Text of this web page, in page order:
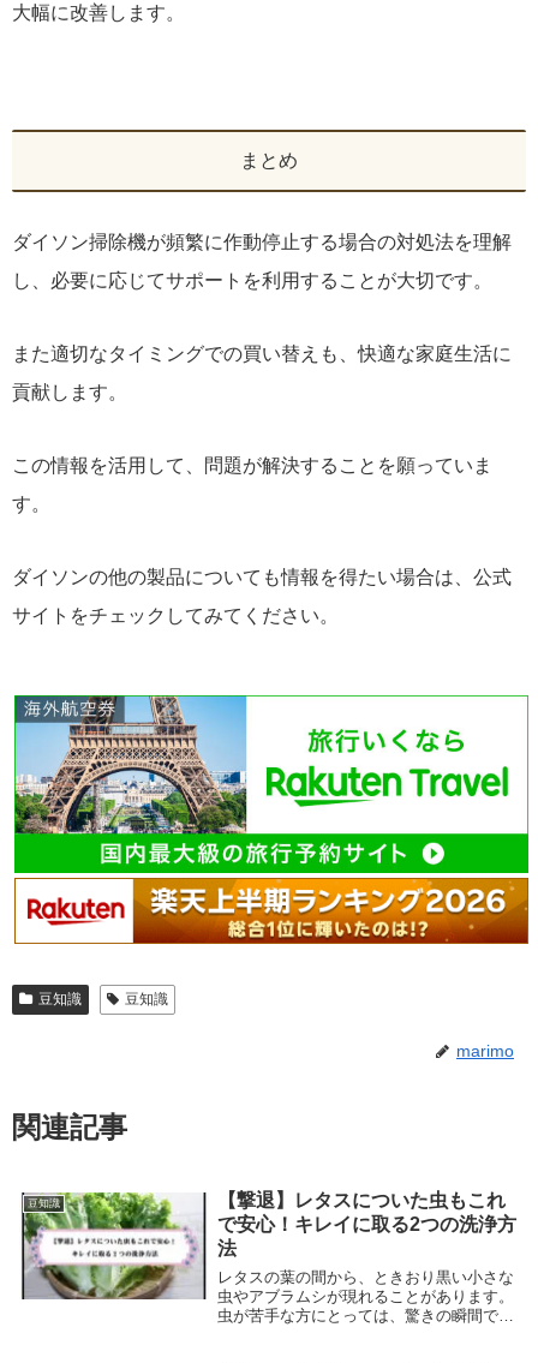
大幅に改善します。
まとめ
ダイソン掃除機が頻繁に作動停止する場合の対処法を理解
し、必要に応じてサポートを利用することが大切です。
また適切なタイミングでの買い替えも、快適な家庭生活に
貢献します。
この情報を活用して、問題が解決することを願っていま
す。
ダイソンの他の製品についても情報を得たい場合は、公式
サイトをチェックしてみてください。
豆知識 豆知識
marimo
関連記事
豆知識
【撃退】レタスについた虫もこれ
で安心！キレイに取る2つの洗浄方
法
レタスの葉の間から、ときおり黒い小さな
虫やアブラムシが現れることがあります。
虫が苦手な方にとっては、驚きの瞬間であ